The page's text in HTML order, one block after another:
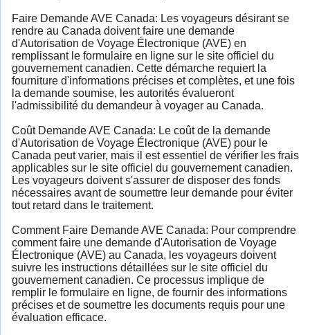
Faire Demande AVE Canada: Les voyageurs désirant se
rendre au Canada doivent faire une demande
d'Autorisation de Voyage Électronique (AVE) en
remplissant le formulaire en ligne sur le site officiel du
gouvernement canadien. Cette démarche requiert la
fourniture d'informations précises et complètes, et une fois
la demande soumise, les autorités évalueront
l'admissibilité du demandeur à voyager au Canada.
Coût Demande AVE Canada: Le coût de la demande
d'Autorisation de Voyage Électronique (AVE) pour le
Canada peut varier, mais il est essentiel de vérifier les frais
applicables sur le site officiel du gouvernement canadien.
Les voyageurs doivent s'assurer de disposer des fonds
nécessaires avant de soumettre leur demande pour éviter
tout retard dans le traitement.
Comment Faire Demande AVE Canada: Pour comprendre
comment faire une demande d'Autorisation de Voyage
Électronique (AVE) au Canada, les voyageurs doivent
suivre les instructions détaillées sur le site officiel du
gouvernement canadien. Ce processus implique de
remplir le formulaire en ligne, de fournir des informations
précises et de soumettre les documents requis pour une
évaluation efficace.